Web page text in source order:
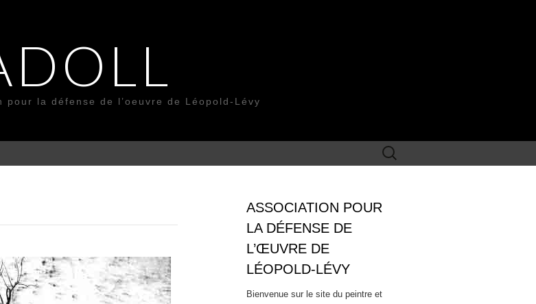
pour la défense de l’oeuvre de Léopold-Lévy
Rechercher :
ASSOCIATION POUR
LA DÉFENSE DE
L’ŒUVRE DE
LÉOPOLD-LÉVY
Bienvenue sur le site du peintre et